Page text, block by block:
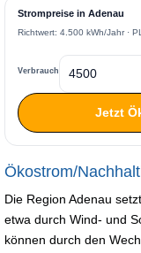
Strompreise in Adenau
Richtwert: 4.500 kWh/Jahr ·
Verbrauch
Jetzt
Ökostrom/
Die Region Adenau
etwa durch Wind- und
können durch den